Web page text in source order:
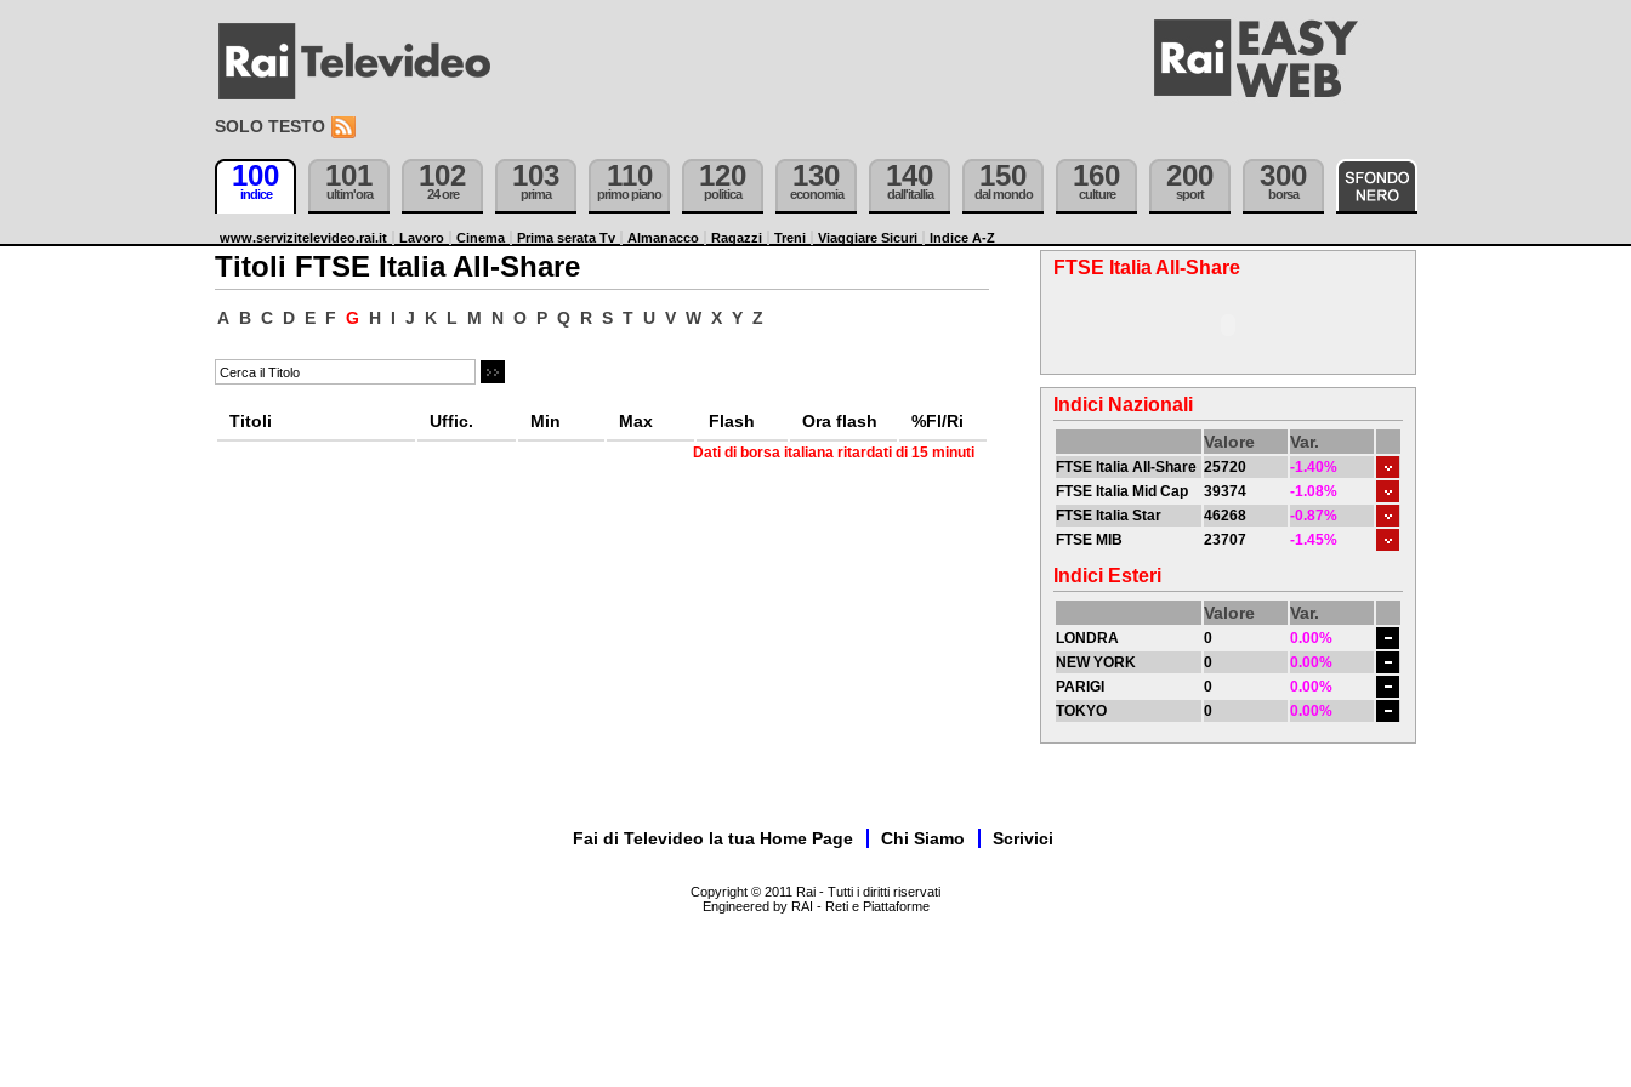
SOLO TESTO
100
indice
101
ultim'ora
102
24 ore
103
prima
110
primo piano
120
politica
130
economia
140
dall'itallia
150
dal mondo
160
culture
200
sport
300
borsa
www.servizitelevideo.rai.it Lavoro Cinema Prima serata Tv Almanacco Ragazzi Treni Viaggiare Sicuri Indice A-Z
Titoli FTSE Italia All-Share
A B C D E F G H I J K L M N O P Q R S T U V W X Y Z
Titoli Uffic. Min Max Flash Ora flash %Fl/Ri
Dati di borsa italiana ritardati di 15 minuti
FTSE Italia All-Share
Indici Nazionali
Valore Var.
FTSE Italia All-Share 25720
-1.40%
FTSE Italia Mid Cap
39374
-1.08%
FTSE Italia Star
46268
-0.87%
FTSE MIB
23707 -1.45%
Indici Esteri
Valore Var.
LONDRA 0
0.00%
NEW YORK
0
0.00%
PARIGI
0
0.00%
TOKYO
0 0.00%
Fai di Televideo la tua Home Page Chi Siamo Scrivici
Copyright © 2011 Rai - Tutti i diritti riservati
Engineered by RAI - Reti e Piattaforme